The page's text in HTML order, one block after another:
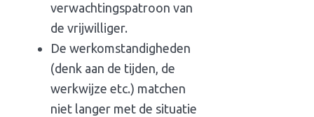
verwachtingspatroon van
de vrijwilliger.
De werkomstandigheden
(denk aan de tijden, de
werkwijze etc.) matchen
niet langer met de situatie